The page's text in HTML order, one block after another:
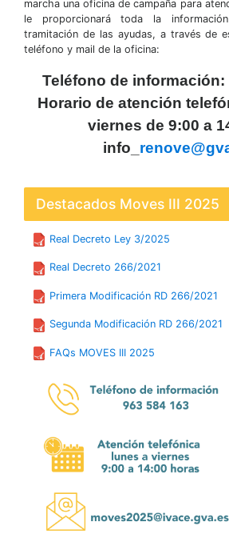
marcha una oficina de campaña para
le proporcionará toda la
tramitación de las ayudas, a través de
teléfono y mail de la oficina:
Teléfono de información:
Horario de atención
viernes de 9:00 a
info_
Destacados Moves III 2025
Real Decreto Ley 3/2025
Real Decreto 266/2021
Primera Modificación RD 266/2021
Segunda Modificación RD 266/2021
FAQs MOVES III 2025